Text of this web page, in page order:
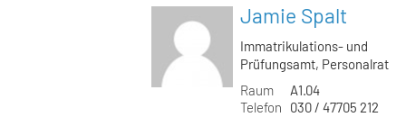
Jamie Spalt
Immatrikulations- und
Prüfungsamt, Personalrat
Raum
A1.04
Telefon
030 / 47705 212